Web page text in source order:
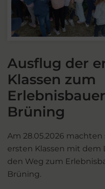
Ausflug der
Klassen zum
Brüning
Am 28.05.2026
ersten Klassen mit dem
den Weg zum
Brüning.